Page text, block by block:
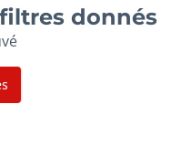
donnés